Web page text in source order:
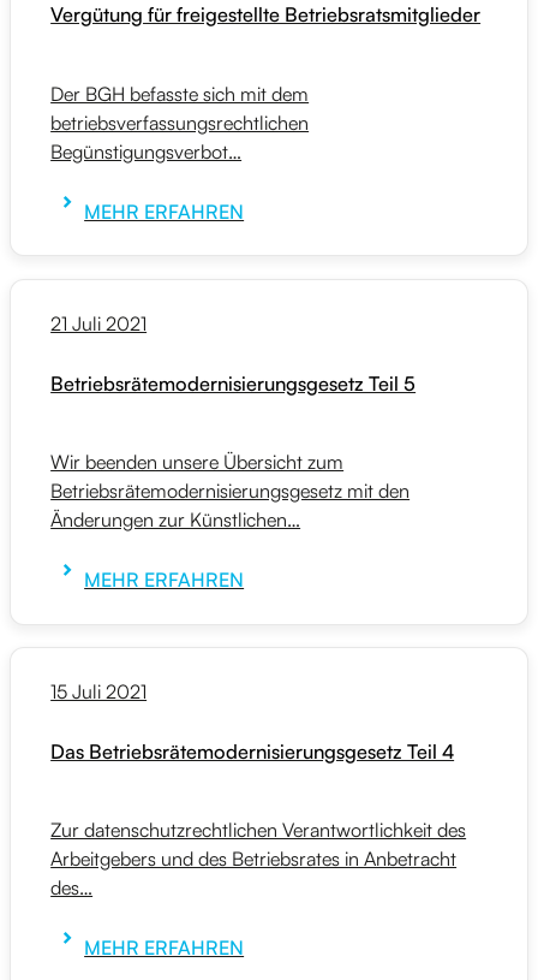
Vergütung für freigestellte Betriebsratsmitglieder
Der BGH befasste sich mit dem
betriebsverfassungsrechtlichen
Begünstigungsverbot…
MEHR ERFAHREN
21 Juli 2021
Betriebsrätemodernisierungsgesetz Teil 5
Wir beenden unsere Übersicht zum
Betriebsrätemodernisierungsgesetz mit den
Änderungen zur Künstlichen…
MEHR ERFAHREN
15 Juli 2021
Das Betriebsrätemodernisierungsgesetz Teil 4
Zur datenschutzrechtlichen Verantwortlichkeit des
Arbeitgebers und des Betriebsrates in Anbetracht
des…
MEHR ERFAHREN